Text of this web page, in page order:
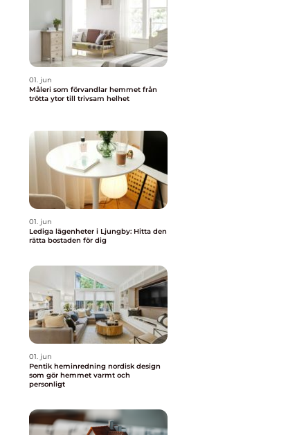
01. jun
Måleri som förvandlar hemmet från
trötta ytor till trivsam helhet
01. jun
Lediga lägenheter i Ljungby: Hitta den
rätta bostaden för dig
01. jun
Pentik heminredning nordisk design
som gör hemmet varmt och
personligt